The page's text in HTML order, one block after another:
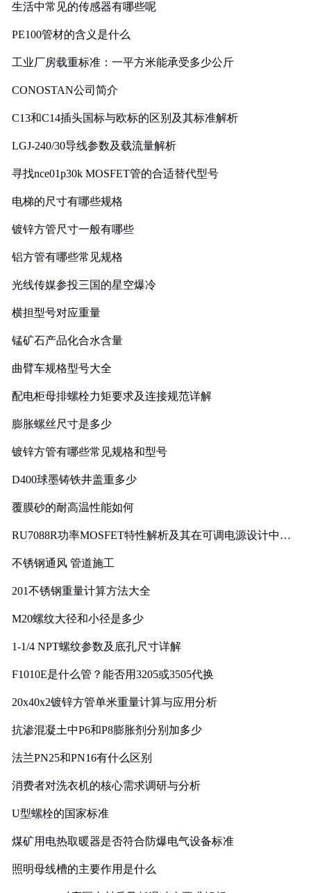
生活中常见的传感器有哪些呢
PE100管材的含义是什么
工业厂房载重标准：一平方米能承受多少公斤
CONOSTAN公司简介
C13和C14插头国标与欧标的区别及其标准解析
LGJ-240/30导线参数及载流量解析
寻找nce01p30k MOSFET管的合适替代型号
电梯的尺寸有哪些规格
镀锌方管尺寸一般有哪些
铝方管有哪些常见规格
光线传媒参投三国的星空爆冷
横担型号对应重量
锰矿石产品化合水含量
曲臂车规格型号大全
配电柜母排螺栓力矩要求及连接规范详解
膨胀螺丝尺寸是多少
镀锌方管有哪些常见规格和型号
D400球墨铸铁井盖重多少
覆膜砂的耐高温性能如何
RU7088R功率MOSFET特性解析及其在可调电源设计中的
不锈钢通风 管道施工
201不锈钢重量计算方法大全
M20螺纹大径和小径是多少
1-1/4 NPT螺纹参数及底孔尺寸详解
F1010E是什么管？能否用3205或3505代换
20x40x2镀锌方管单米重量计算与应用分析
抗渗混凝土中P6和P8膨胀剂分别加多少
法兰PN25和PN16有什么区别
消费者对洗衣机的核心需求调研与分析
U型螺栓的国家标准
煤矿用电热取暖器是否符合防爆电气设备标准
照明母线槽的主要作用是什么